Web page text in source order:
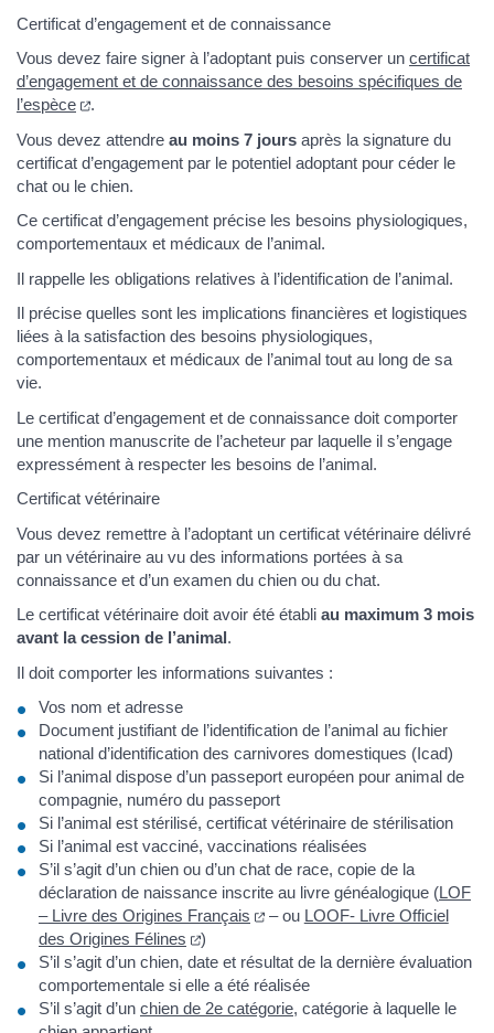
Certificat d’engagement et de connaissance
Vous devez faire signer à l’adoptant puis conserver un certificat
d’engagement et de connaissance des besoins spécifiques de
l’espèce
(ouverture dans un nouvel onglet)
.
Vous devez attendre au moins 7 jours après la signature du
certificat d’engagement par le potentiel adoptant pour céder le
chat ou le chien.
Ce certificat d’engagement précise les besoins physiologiques,
comportementaux et médicaux de l’animal.
Il rappelle les obligations relatives à l’identification de l’animal.
Il précise quelles sont les implications financières et logistiques
liées à la satisfaction des besoins physiologiques,
comportementaux et médicaux de l’animal tout au long de sa
vie.
Le certificat d’engagement et de connaissance doit comporter
une mention manuscrite de l’acheteur par laquelle il s’engage
expressément à respecter les besoins de l’animal.
Certificat vétérinaire
Vous devez remettre à l’adoptant un certificat vétérinaire délivré
par un vétérinaire au vu des informations portées à sa
connaissance et d’un examen du chien ou du chat.
Le certificat vétérinaire doit avoir été établi au maximum 3 mois
avant la cession de l’animal.
Il doit comporter les informations suivantes :
Vos nom et adresse
Document justifiant de l’identification de l’animal au fichier
national d’identification des carnivores domestiques (Icad)
Si l’animal dispose d’un passeport européen pour animal de
compagnie, numéro du passeport
Si l’animal est stérilisé, certificat vétérinaire de stérilisation
Si l’animal est vacciné, vaccinations réalisées
S’il s’agit d’un chien ou d’un chat de race, copie de la
déclaration de naissance inscrite au livre généalogique (LOF
– Livre des Origines Français
(ouverture dans un nouvel
– ou LOOF- Livre Officiel
des Origines Félines
(ouverture dans un nouvel onglet)
)
S’il s’agit d’un chien, date et résultat de la dernière évaluation
comportementale si elle a été réalisée
S’il s’agit d’un chien de 2e catégorie, catégorie à laquelle le